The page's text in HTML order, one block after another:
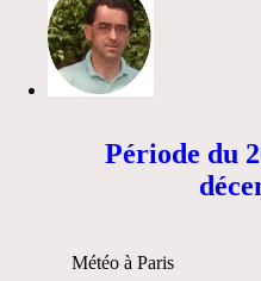
Période du
Météo à Paris